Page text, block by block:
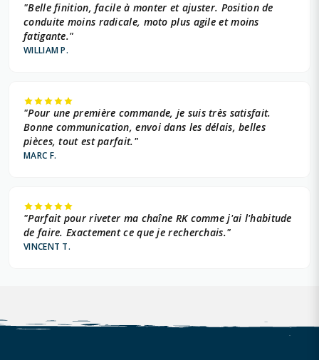
"Belle finition, facile à monter et ajuster. Position de
conduite moins radicale, moto plus agile et moins
fatigante."
WILLIAM P.
"Pour une première commande, je suis très satisfait.
Bonne communication, envoi dans les délais, belles
pièces, tout est parfait."
MARC F.
"Parfait pour riveter ma chaîne RK comme j'ai l'habitude
de faire. Exactement ce que je recherchais."
VINCENT T.